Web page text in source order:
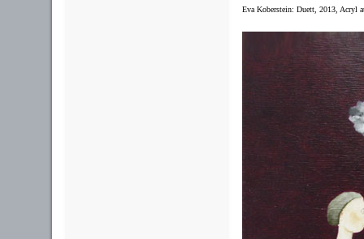
Eva Koberstein: Duett, 2013, Acryl